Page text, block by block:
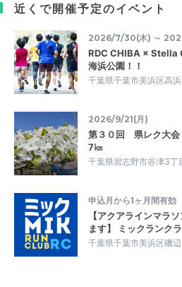
近くで開催予定のイベント
2026/7/30(木) ～
RDC CHIBA × Stella
海浜公園！！
千葉県千葉市美浜区高
2026/9/21(月)
第３０回 県レク大
7㎞
千葉県習志野市谷津3丁
申込月から1ヶ月間有効
【アクアラインマラ
ます】 ミックランクラ
千葉県千葉市美浜区磯